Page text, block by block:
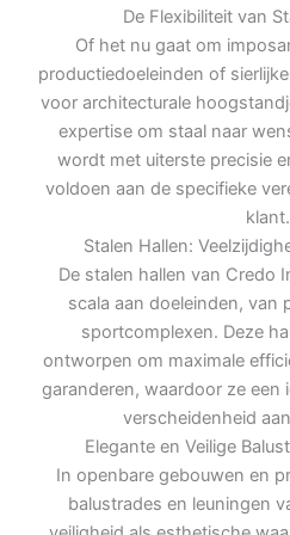
De Flexibiliteit van
Of het nu gaat om
productiedoeleinden of
voor architecturale
expertise om staal naar
wordt met uiterste precisie
voldoen aan de specifieke
klant.
Stalen Hallen:
De stalen hallen van Credo
scala aan doeleinden, van
sportcomplexen. Deze
ontworpen om maximale
garanderen, waardoor ze een
verscheidenheid
Elegante en Veilige
In openbare gebouwen en
balustrades en leuningen